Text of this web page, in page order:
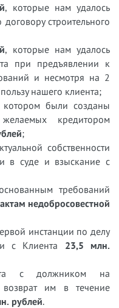
, которые нам удалось
строительного
, которые нам удалось
при предъявлении к
и несмотря на 2
нашего клиента;
были созданы
кредитором
;
собственности
в суде и взыскание с
требований
недобросовестной
инстанции по делу
с Клиента 23,5 млн.
с должником на
им в течение
рублей.